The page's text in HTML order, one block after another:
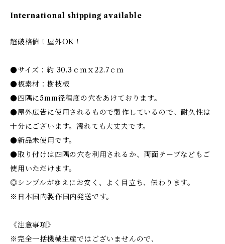
International shipping available
超破格値！屋外OK！
●サイズ：約 30.3ｃｍｘ22.7ｃｍ
●板素材：樹枝板
●四隅に5mm径程度の穴をあけております。
●屋外広告に使用されるもので製作しているので、耐久性は
十分にございます。濡れても大丈夫です。
●新品未使用です。
●取り付けは四隅の穴を利用されるか、両面テープなどもご
使用いただけます。
◎シンプルがゆえにお安く、よく目立ち、伝わります。
※日本国内製作国内発送です。
《注意事項》
※完全一括機械生産ではございませんので、